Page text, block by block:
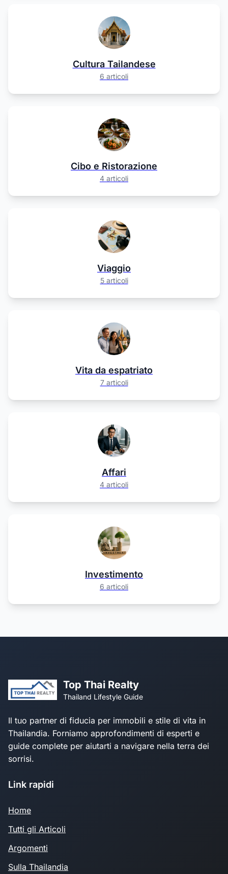
Cultura Tailandese
6 articoli
Cibo e Ristorazione
4 articoli
Viaggio
5 articoli
Vita da espatriato
7 articoli
Affari
4 articoli
Investimento
6 articoli
Top Thai Realty
Thailand Lifestyle Guide
Il tuo partner di fiducia per immobili e stile di vita in
Thailandia. Forniamo approfondimenti di esperti e
guide complete per aiutarti a navigare nella terra dei
sorrisi.
Link rapidi
Home
Tutti gli Articoli
Argomenti
Sulla Thailandia